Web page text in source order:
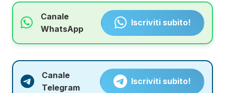
Canale
WhatsApp
Iscriviti subito!
Canale
Telegram
Iscriviti subito!